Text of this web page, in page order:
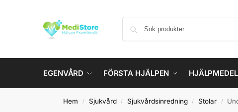
EGENVÅRD FÖRSTA HJÄLPEN HJÄLPMEDEL
Hem / Sjukvård / Sjukvårdsinredning / Stolar /